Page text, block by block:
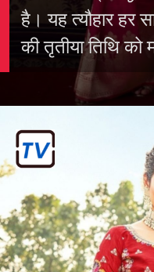
कब मानते हैं
हरियाली तीज
वाले सबसे प्रसिद्ध
है। यह त्यौहार हर